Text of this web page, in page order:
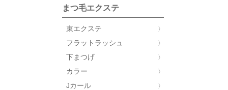
まつ毛エクステ
束エクステ
フラットラッシュ
下まつげ
カラー
Jカール